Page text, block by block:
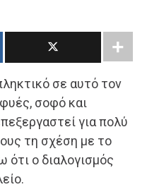
σε αυτό τον
σοφό και
για πολύ
τη σχέση με το
ο διαλογισμός